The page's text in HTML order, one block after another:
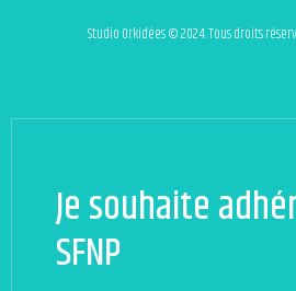
Studio Orkidées © 2024. Tous droits
Je souhaite
SFNP